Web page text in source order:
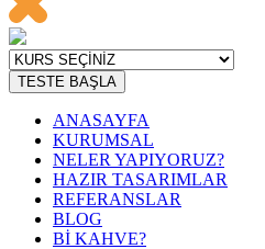
TESTE BAŞLA
ANASAYFA
KURUMSAL
NELER YAPIYORUZ?
HAZIR TASARIMLAR
REFERANSLAR
BLOG
Bİ KAHVE?